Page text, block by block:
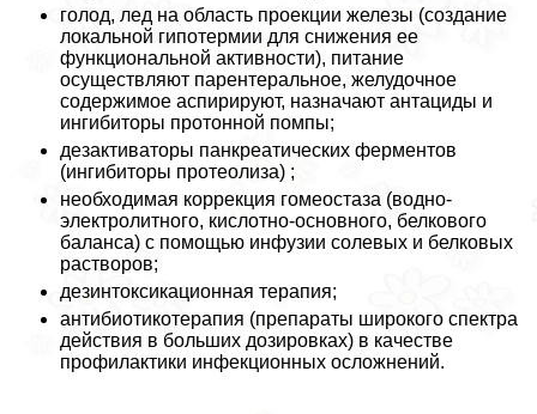
голод, лед на область проекции железы (создание
локальной гипотермии для снижения ее
функциональной активности), питание
осуществляют парентеральное, желудочное
содержимое аспирируют, назначают антациды и
ингибиторы протонной помпы;
дезактиваторы панкреатических ферментов
(ингибиторы протеолиза) ;
необходимая коррекция гомеостаза (водно-
электролитного, кислотно-основного, белкового
баланса) с помощью инфузии солевых и белковых
растворов;
дезинтоксикационная терапия;
антибиотикотерапия (препараты широкого спектра
действия в больших дозировках) в качестве
профилактики инфекционных осложнений.